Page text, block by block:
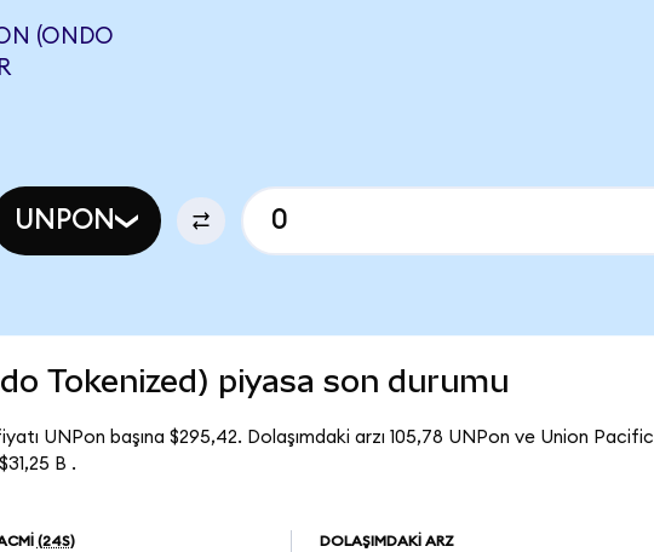
(ONDO
UNPON
Tokenized) piyasa son durumu
UNPon başına $295,42. Dolaşımdaki arzı 105,78 UNPon ve Union Pacific
B .
(24S) DOLAŞIMDAKI ARZ